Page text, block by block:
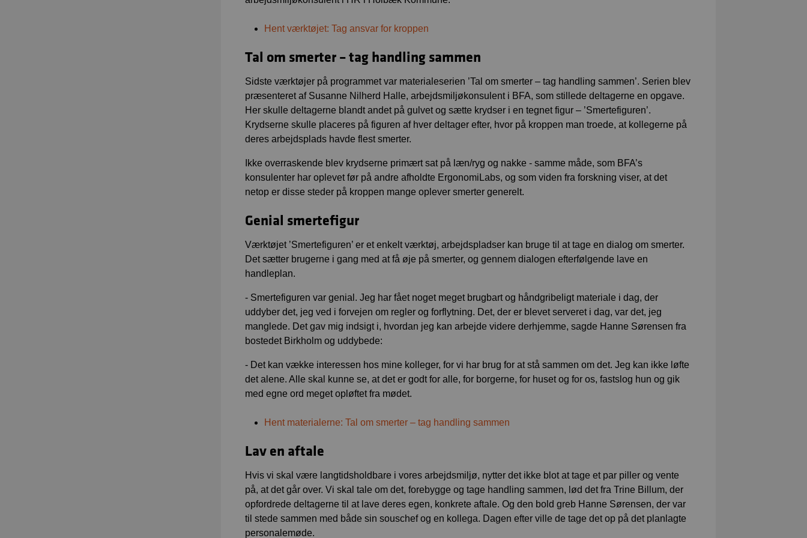
Hent værktøjet: Tag ansvar for kroppen
Tal om smerter – tag handling sammen
Sidste værktøjer på programmet var materialeserien ’Tal om smerter – tag handling sammen’. Serien blev
præsenteret af Susanne Nilherd Halle, arbejdsmiljøkonsulent i BFA, som stillede deltagerne en opgave.
Her skulle deltagerne blandt andet på gulvet og sætte krydser i en tegnet figur – ’Smertefiguren’.
Krydserne skulle placeres på figuren af hver deltager efter, hvor på kroppen man troede, at kollegerne på
deres arbejdsplads havde flest smerter.
Ikke overraskende blev krydserne primært sat på læn/ryg og nakke - samme måde, som BFA’s
konsulenter har oplevet før på andre afholdte ErgonomiLabs, og som viden fra forskning viser, at det
netop er disse steder på kroppen mange oplever smerter generelt.
Genial smertefigur
Værktøjet ’Smertefiguren’ er et enkelt værktøj, arbejdspladser kan bruge til at tage en dialog om smerter.
Det sætter brugerne i gang med at få øje på smerter, og gennem dialogen efterfølgende lave en
handleplan.
- Smertefiguren var genial. Jeg har fået noget meget brugbart og håndgribeligt materiale i dag, der
uddyber det, jeg ved i forvejen om regler og forflytning. Det, der er blevet serveret i dag, var det, jeg
manglede. Det gav mig indsigt i, hvordan jeg kan arbejde videre derhjemme, sagde Hanne Sørensen fra
bostedet Birkholm og uddybede:
- Det kan vække interessen hos mine kolleger, for vi har brug for at stå sammen om det. Jeg kan ikke løfte
det alene. Alle skal kunne se, at det er godt for alle, for borgerne, for huset og for os, fastslog hun og gik
med egne ord meget opløftet fra mødet.
Hent materialerne: Tal om smerter – tag handling sammen
Lav en aftale
Hvis vi skal være langtidsholdbare i vores arbejdsmiljø, nytter det ikke blot at tage et par piller og vente
på, at det går over. Vi skal tale om det, forebygge og tage handling sammen, lød det fra Trine Billum, der
opfordrede deltagerne til at lave deres egen, konkrete aftale. Og den bold greb Hanne Sørensen, der var
til stede sammen med både sin souschef og en kollega. Dagen efter ville de tage det op på det planlagte
personalemøde.